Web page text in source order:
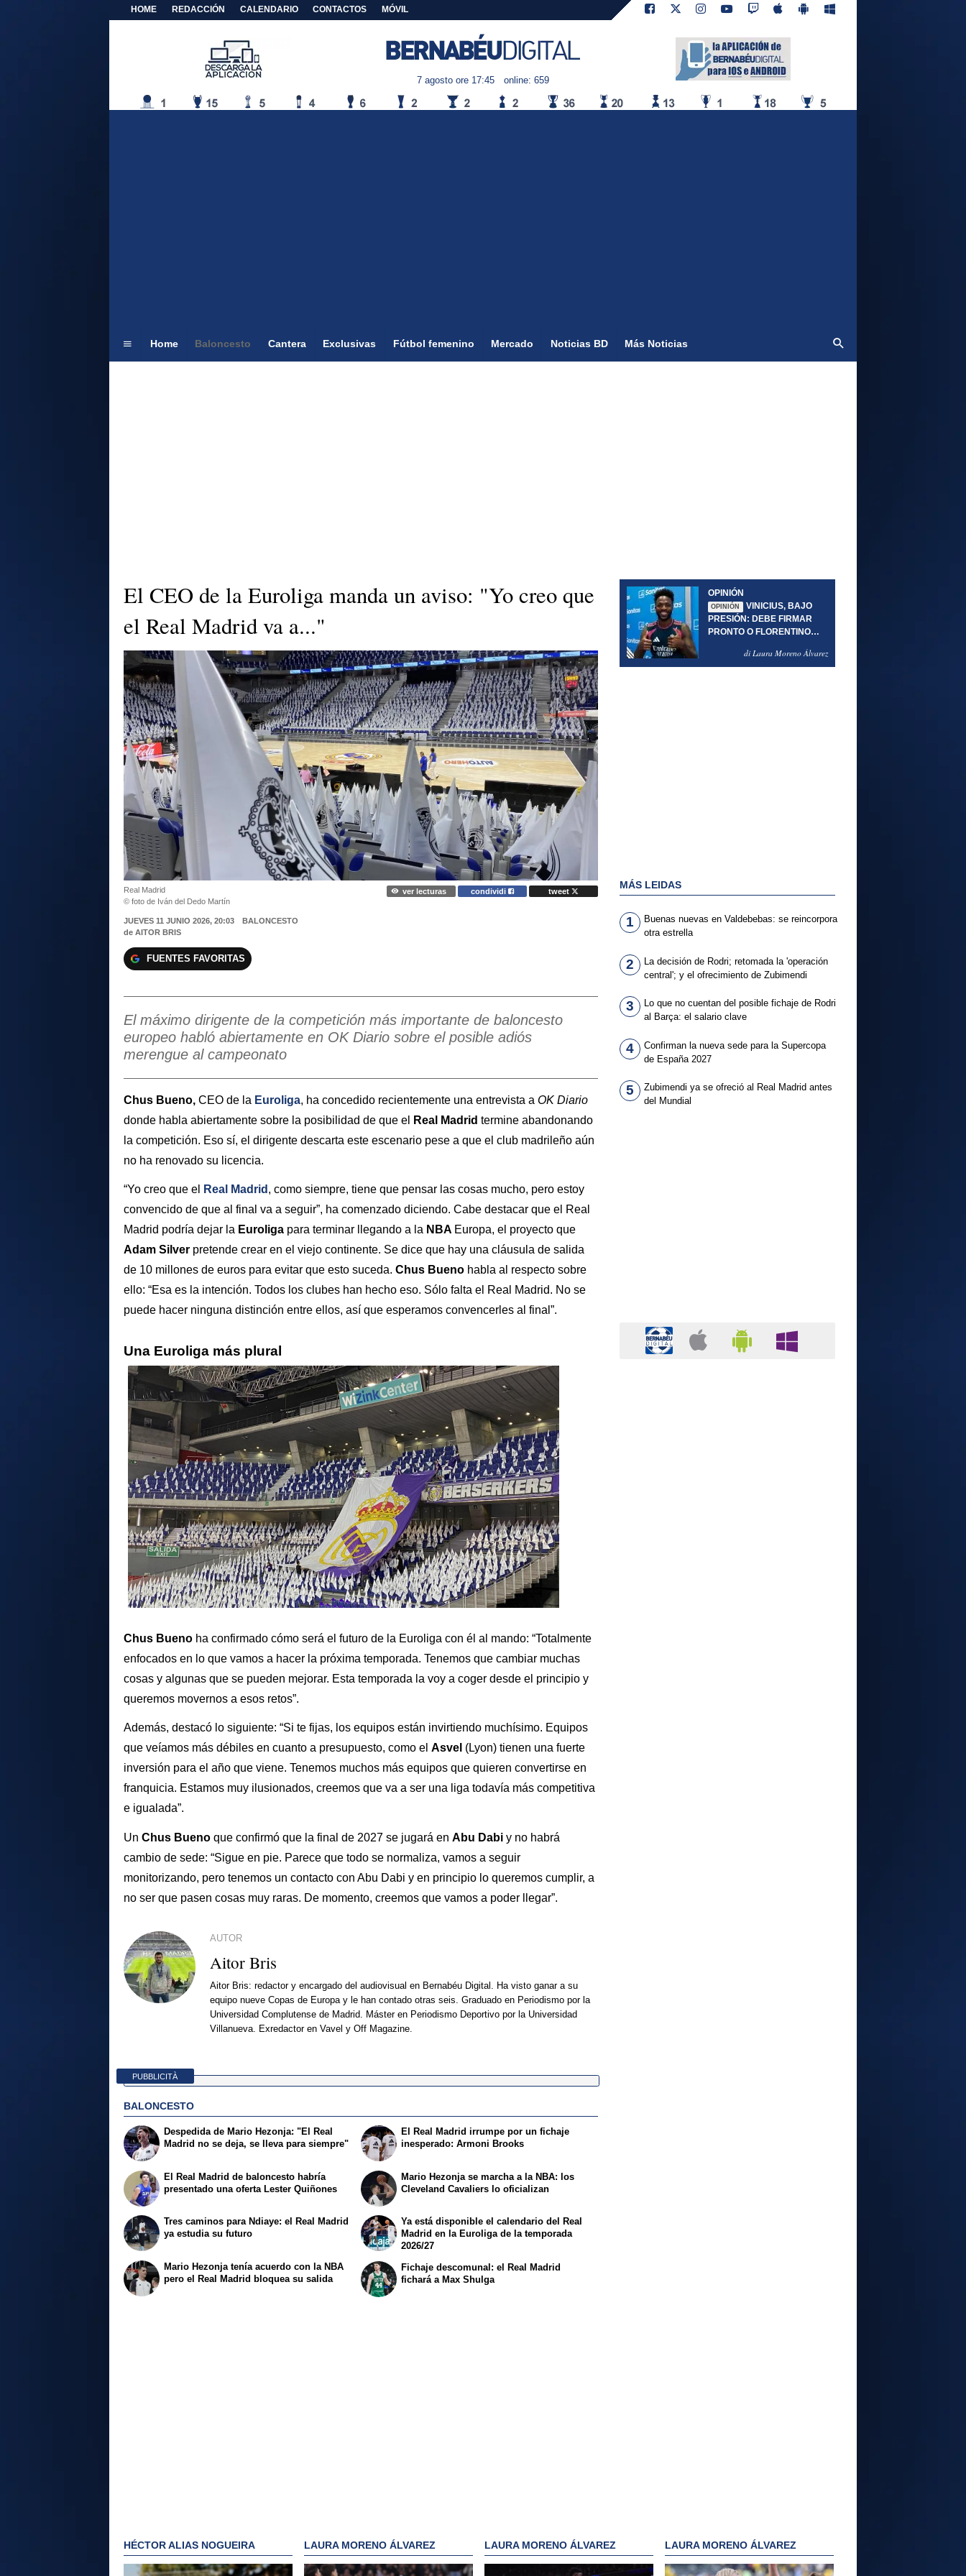
HOME REDACCIÓN CALENDARIO CONTACTOS MÓVIL
7 agosto ore 17:45 online: 659
Home Baloncesto Cantera Exclusivas Fútbol femenino Mercado Noticias BD Más Noticias
El CEO de la Euroliga manda un aviso: "Yo creo que
el Real Madrid va a..."
Real Madrid
© foto de Iván del Dedo Martín
ver lecturas condividi tweet
JUEVES 11 JUNIO 2026, 20:03
BALONCESTO
de AITOR BRIS
FUENTES FAVORITAS
El máximo dirigente de la competición más importante de baloncesto
europeo habló abiertamente en OK Diario sobre el posible adiós
merengue al campeonato
Chus Bueno, CEO de la Euroliga, ha concedido recientemente una entrevista a OK Diario
donde habla abiertamente sobre la posibilidad de que el
Real Madrid termine abandonando
la competición. Eso sí, el dirigente descarta este escenario pese a que el club madrileño aún
no ha renovado su licencia.
“Yo creo que el Real Madrid , como siempre, tiene que pensar las cosas mucho, pero estoy
convencido de que al final va a seguir”, ha comenzado diciendo. Cabe destacar que el Real
Madrid podría dejar la Euroliga para terminar llegando a la NBA Europa, el proyecto que
Adam Silver pretende crear en el viejo continente. Se dice que hay una cláusula de salida
de 10 millones de euros para evitar que esto suceda. Chus Bueno habla al respecto sobre
ello: “Esa es la intención. Todos los clubes han hecho eso. Sólo falta el Real Madrid. No se
puede hacer ninguna distinción entre ellos, así que esperamos convencerles al final”.
Una Euroliga más plural
Chus Bueno ha confirmado cómo será el futuro de la Euroliga con él al mando: “Totalmente
enfocados en lo que vamos a hacer la próxima temporada. Tenemos que cambiar muchas
cosas y algunas que se pueden mejorar. Esta temporada la voy a coger desde el principio y
queremos movernos a esos retos”.
Además, destacó lo siguiente: “Si te fijas, los equipos están invirtiendo muchísimo. Equipos
que veíamos más débiles en cuanto a presupuesto, como el Asvel (Lyon) tienen una fuerte
inversión para el año que viene. Tenemos muchos más equipos que quieren convertirse en
franquicia. Estamos muy ilusionados, creemos que va a ser una liga todavía más competitiva
e igualada”.
Un Chus Bueno que confirmó que la final de 2027 se jugará en Abu Dabi y no habrá
cambio de sede: “Sigue en pie. Parece que todo se normaliza, vamos a seguir
monitorizando, pero tenemos un contacto con Abu Dabi y en principio lo queremos cumplir, a
no ser que pasen cosas muy raras. De momento, creemos que vamos a poder llegar”.
AUTOR
Aitor Bris
Aitor Bris: redactor y encargado del audiovisual en Bernabéu Digital. Ha visto ganar a su
equipo nueve Copas de Europa y le han contado otras seis. Graduado en Periodismo por la
Universidad Complutense de Madrid. Máster en Periodismo Deportivo por la Universidad
Villanueva. Exredactor en Vavel y Off Magazine.
PUBBLICITÀ
BALONCESTO
Despedida de Mario Hezonja: "El Real
Madrid no se deja, se lleva para siempre"
El Real Madrid de baloncesto habría
presentado una oferta Lester Quiñones
El Real Madrid irrumpe por un fichaje
inesperado: Armoni Brooks
Mario Hezonja se marcha a la NBA: los
Cleveland Cavaliers lo oficializan
Tres caminos para Ndiaye: el Real Madrid
ya estudia su futuro
Mario Hezonja tenía acuerdo con la NBA
pero el Real Madrid bloquea su salida
Ya está disponible el calendario del Real
Madrid en la Euroliga de la temporada
2026/27
Fichaje descomunal: el Real Madrid
fichará a Max Shulga
OPINIÓN
OPINIÓN
VINICIUS, BAJO
PRESIÓN: DEBE FIRMAR
PRONTO O FLORENTINO
di Laura Moreno Álvarez
MÁS LEIDAS
1
Buenas nuevas en Valdebebas: se reincorpora
otra estrella
2
La decisión de Rodri; retomada la 'operación
central'; y el ofrecimiento de Zubimendi
3
Lo que no cuentan del posible fichaje de Rodri
al Barça: el salario clave
4
Confirman la nueva sede para la Supercopa
de España 2027
5
Zubimendi ya se ofreció al Real Madrid antes
del Mundial
HÉCTOR ALIAS NOGUEIRA LAURA MORENO ÁLVAREZ LAURA MORENO ÁLVAREZ LAURA MORENO ÁLVAREZ